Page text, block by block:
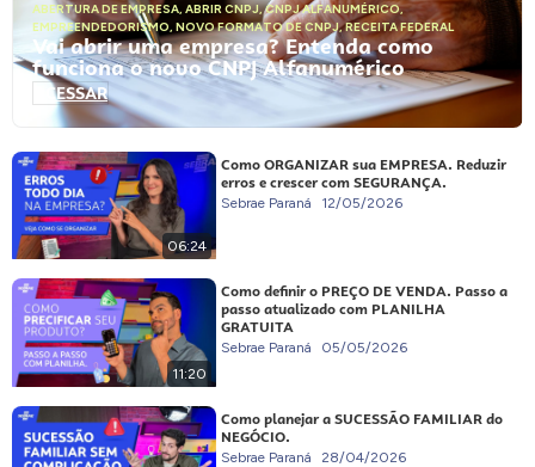
ABERTURA DE EMPRESA, ABRIR CNPJ,CNPJ ALFANUMÉRICO,
EMPREENDEDORISMO, NOVO FORMATO DE CNPJ,RECEITA FEDERAL
Vai abrir uma empresa? Entenda como
funciona o novo CNPJ Alfanumérico
ACESSAR
06:24
Como ORGANIZAR sua EMPRESA. Reduzir
erros e crescer com SEGURANÇA.
Sebrae Paraná 12/05/2026
11:20
Como definir o PREÇO DE VENDA. Passo a
passo atualizado com PLANILHA
GRATUITA
Sebrae Paraná 05/05/2026
Como planejar a SUCESSÃO FAMILIAR do
NEGÓCIO.
Sebrae Paraná 28/04/2026